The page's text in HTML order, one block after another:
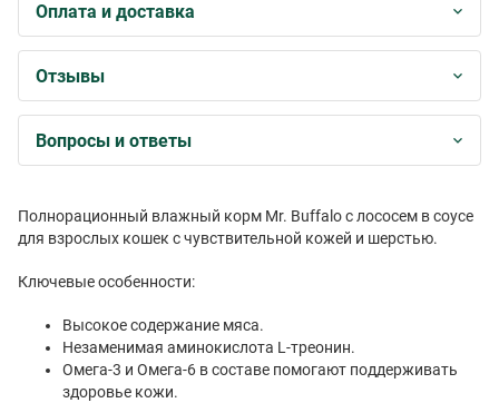
Оплата и доставка
Отзывы
Вопросы и ответы
Полнорационный влажный корм Mr. Buffalo с лососем в соусе
для взрослых кошек с чувствительной кожей и шерстью.
Ключевые особенности:
Высокое содержание мяса.
Незаменимая аминокислота L-треонин.
Омега-3 и Омега-6 в составе помогают поддерживать
здоровье кожи.